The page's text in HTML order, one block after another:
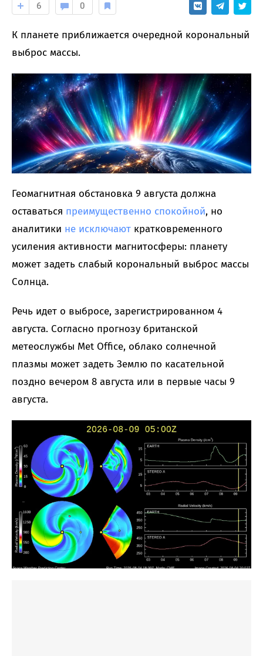
6 0
К планете приближается очередной корональный
выброс массы.
Геомагнитная обстановка 9 августа должна
оставаться преимущественно спокойной, но
аналитики не исключают кратковременного
усиления активности магнитосферы: планету
может задеть слабый корональный выброс массы
Солнца.
Речь идет о выбросе, зарегистрированном 4
августа. Согласно прогнозу британской
метеослужбы Met Office, облако солнечной
плазмы может задеть Землю по касательной
поздно вечером 8 августа или в первые часы 9
августа.